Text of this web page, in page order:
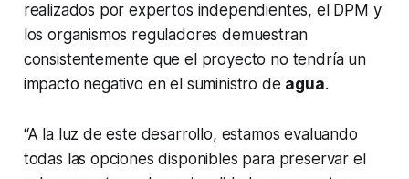
realizados por expertos independientes, el DPM y
los organismos reguladores demuestran
consistentemente que el proyecto no tendría un
impacto negativo en el suministro de agua.
“A la luz de este desarrollo, estamos evaluando
todas las opciones disponibles para preservar el